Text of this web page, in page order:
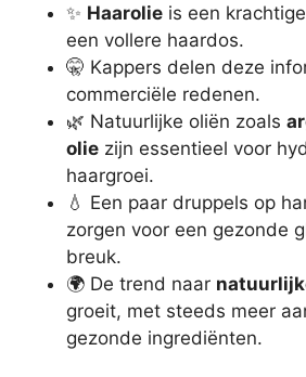
✨ Haarolie is een
een vollere haardos.
🤫 Kappers delen deze
commerciële redenen.
🌿 Natuurlijke oliën zoals
olie zijn essentieel voor
haargroei.
💧 Een paar druppels op
zorgen voor een gezonde
breuk.
🌍 De trend naar
groeit, met steeds meer
gezonde ingrediënten.